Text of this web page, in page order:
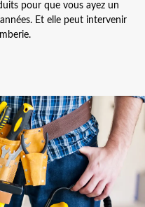
pour que vous ayez un
Et elle peut intervenir